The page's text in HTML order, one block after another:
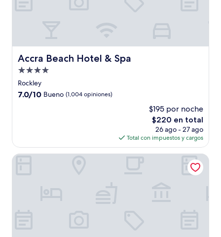
Accra Beach Hotel & Spa
Accra Beach Hotel & Spa
Propiedad
de
4.0
Rockley
7.0
7.0/10 Bueno (1,004 opiniones)
$195 por noche
El
precio
actual
es
de
$220 en total
26 ago - 27 ago
Total con impuestos y cargos
Hotel Le Roy